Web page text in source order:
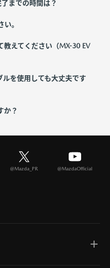
までの時間は？
。
教えてください（MX-30 EV
を使用しても大丈夫です
か？
@Mazda_PR @MazdaOfficial